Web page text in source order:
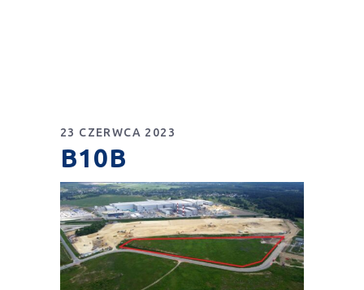
23 CZERWCA 2023
B10B